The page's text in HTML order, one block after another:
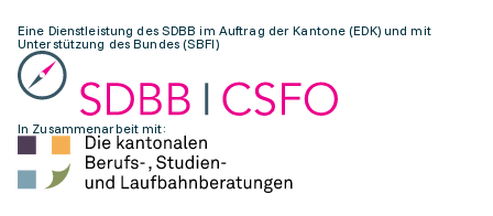
Eine Dienstleistung des SDBB im Auftrag der Kantone (EDK) und mit
Unterstützung des Bundes (SBFI)
In Zusammenarbeit mit: